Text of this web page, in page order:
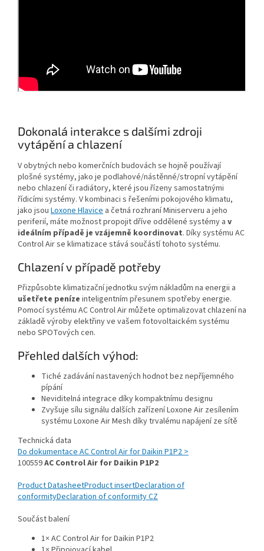
Dokonalá interakce s dalšími zdroji
vytápění a chlazení
V obytných nebo komerčních budovách se hojně používají
plošné systémy, jako je podlahové/nástěnné/stropní vytápění
nebo chlazení či radiátory, které jsou řízeny samostatnými
řídicími systémy. V kombinaci s řešeními pokojového klimatu,
jako jsou Loxone Hlavice a četná rozhraní Miniserveru a jeho
periferií, máte možnost propojit dříve oddělené systémy a v
ideálním případě je vzájemně koordinovat. Díky systému AC
Control Air se klimatizace stává součástí tohoto systému.
Chlazení v případě potřeby
Přizpůsobte klimatizační jednotku svým nákladům na energii a
ušetřete peníze inteligentním přesunem spotřeby energie.
Pomocí systému AC Control Air můžete optimalizovat chlazení na
základě výroby elektřiny ve vašem fotovoltaickém systému
nebo SPOTových cen.
Přehled dalších výhod:
Tiché zadávání nastavených hodnot bez nepříjemného
pípání
Neviditelná integrace díky kompaktnímu designu
Zvyšuje sílu signálu dalších zařízení Loxone Air zesílením
systému Loxone Air Mesh díky trvalému napájení ze sítě
Technická data
Do dokumentace AC Control Air for Daikin P1P2 >
100559AC Control Air for Daikin P1P2
Product DatasheetProduct insertDeclaration of
conformityDeclaration of conformity CZ
Součást balení
1× AC Control Air for Daikin P1P2